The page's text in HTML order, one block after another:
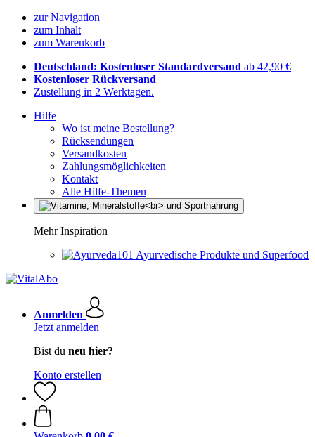
zur Navigation
zum Inhalt
zum Warenkorb
Deutschland: Kostenloser Standardversand ab 42,90 €
Kostenloser Rückversand
Zustellung in 2 Werktagen.
Hilfe
Wo ist meine Bestellung?
Rücksendungen
Versandkosten
Zahlungsmöglichkeiten
Kontakt
Alle Hilfe-Themen
Mehr Inspiration
Ayurvedische Produkte und Superfood
Anmelden
Jetzt anmelden
Bist du neu hier?
Konto erstellen